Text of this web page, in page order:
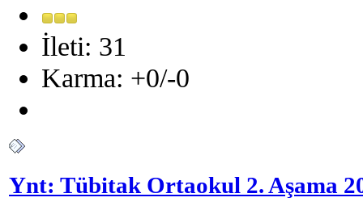
İleti: 31
Karma: +0/-0
Ynt: Tübitak Ortaokul 2. Aşama